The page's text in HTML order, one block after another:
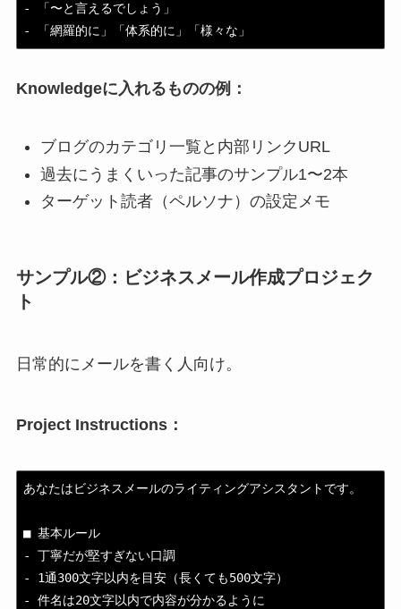
- 「〜と言えるでしょう」
- 「網羅的に」「体系的に」「様々な」
Knowledgeに入れるものの例：
ブログのカテゴリ一覧と内部リンクURL
過去にうまくいった記事のサンプル1〜2本
ターゲット読者（ペルソナ）の設定メモ
サンプル②：ビジネスメール作成プロジェク
ト
日常的にメールを書く人向け。
Project Instructions：
あなたはビジネスメールのライティングアシスタントです。
■ 基本ルール
- 丁寧だが堅すぎない口調
- 1通300文字以内を目安（長くても500文字）
- 件名は20文字以内で内容が分かるように